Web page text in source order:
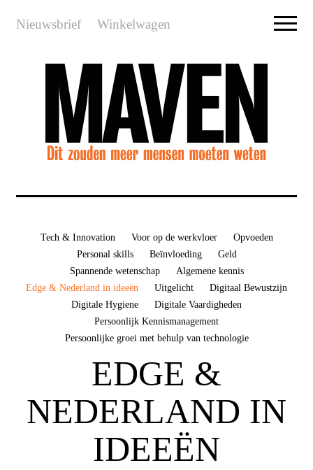
Nieuwsbrief Winkelwagen
Tech & Innovation Voor op de werkvloer
Opvoeden
Personal skills
Beïnvloeding
Geld
Spannende wetenschap
Algemene kennis
Edge & Nederland in ideeën
Uitgelicht
Digitaal Bewustzijn
Digitale Hygiene
Digitale Vaardigheden
Persoonlijk Kennismanagement
Persoonlijke groei met behulp van technologie
EDGE &
NEDERLAND IN
IDEEËN